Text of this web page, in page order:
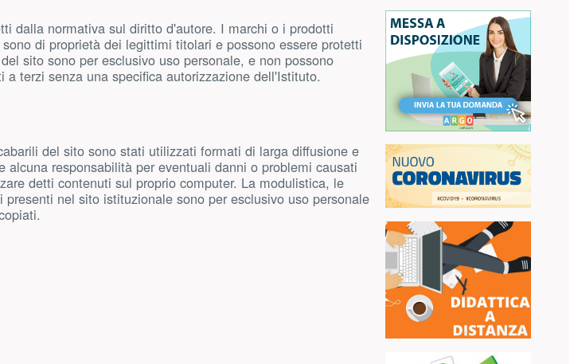
dalla normativa sul diritto d'autore. I marchi o i prodotti
di proprietà dei legittimi titolari e possono essere protetti
sito sono per esclusivo uso personale, e non possono
terzi senza una specifica autorizzazione dell'Istituto.
del sito sono stati utilizzati formati di larga diffusione e
alcuna responsabilità per eventuali danni o problemi causati
detti contenuti sul proprio computer. La modulistica, le
nel sito istituzionale sono per esclusivo uso personale